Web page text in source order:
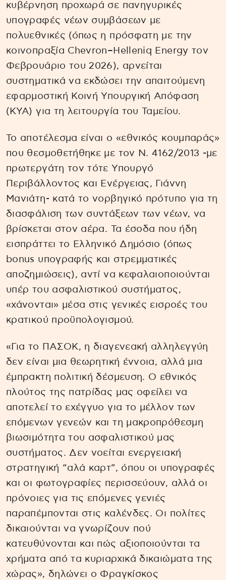
κυβέρνηση προχωρά σε πανηγυρικές
υπογραφές νέων συμβάσεων με
πολυεθνικές (όπως η πρόσφατη με την
κοινοπραξία Chevron–Helleniq Energy τον
Φεβρουάριο του 2026), αρνείται
συστηματικά να εκδώσει την απαιτούμενη
εφαρμοστική Κοινή Υπουργική Απόφαση
(ΚΥΑ) για τη λειτουργία του Ταμείου.
Το αποτέλεσμα είναι ο «εθνικός κουμπαράς»
που θεσμοθετήθηκε με τον Ν. 4162/2013 -με
πρωτεργάτη τον τότε Υπουργό
Περιβάλλοντος και Ενέργειας, Γιάννη
Μανιάτη- κατά το νορβηγικό πρότυπο για τη
διασφάλιση των συντάξεων των νέων, να
βρίσκεται στον αέρα. Τα έσοδα που ήδη
εισπράττει το Ελληνικό Δημόσιο (όπως
bonus υπογραφής και στρεμματικές
αποζημιώσεις), αντί να κεφαλαιοποιούνται
υπέρ του ασφαλιστικού συστήματος,
«χάνονται» μέσα στις γενικές εισροές του
κρατικού προϋπολογισμού.
«Για το ΠΑΣΟΚ, η διαγενεακή αλληλεγγύη
δεν είναι μια θεωρητική έννοια, αλλά μια
έμπρακτη πολιτική δέσμευση. Ο εθνικός
πλούτος της πατρίδας μας οφείλει να
αποτελεί το εχέγγυο για το μέλλον των
επόμενων γενεών και τη μακροπρόθεσμη
βιωσιμότητα του ασφαλιστικού μας
συστήματος. Δεν νοείται ενεργειακή
στρατηγική “αλά καρτ”, όπου οι υπογραφές
και οι φωτογραφίες περισσεύουν, αλλά οι
πρόνοιες για τις επόμενες γενιές
παραπέμπονται στις καλένδες. Οι πολίτες
δικαιούνται να γνωρίζουν πού
κατευθύνονται και πώς αξιοποιούνται τα
χρήματα από τα κυριαρχικά δικαιώματα της
χώρας», δηλώνει ο Φραγκίσκος